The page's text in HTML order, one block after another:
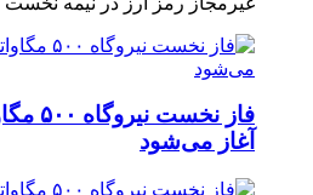
فاز
آغاز می‌شود